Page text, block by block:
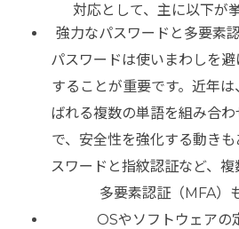
対応として、主に以下が
強力なパスワードと多要素
パスワードは使いまわしを
することが重要です。近年
ばれる複数の単語を組み合
で、安全性を強化する動き
スワードと指紋認証など、
多要素認証（MFA）
OSやソフトウェアの